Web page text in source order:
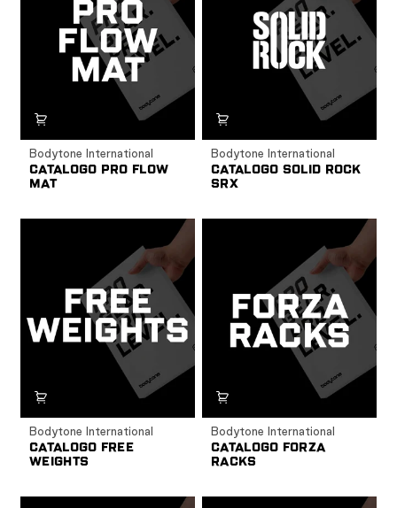
Bodytone International
CATALOGO PRO FLOW
MAT
Bodytone International
CATALOGO SOLID ROCK
SRX
Bodytone International
CATALOGO FREE
WEIGHTS
Bodytone International
CATALOGO FORZA
RACKS